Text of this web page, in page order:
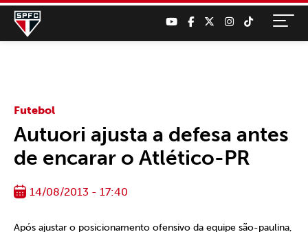
Futebol
Autuori ajusta a defesa antes
de encarar o Atlético-PR
14/08/2013 - 17:40
Após ajustar o posicionamento ofensivo da equipe são-paulina,